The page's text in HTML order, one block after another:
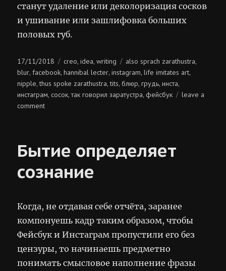
станут удаление или деколоризация сосков
и ушивание или зашлифовка больших
половых губ.
Posted
on
17/11/2018 Categories
creo,idea,writing Tags
also sprach zarathustra,
blur,facebook,hannibal lecter,instagram,life imitates art,
nipple,thus spoke zarathustra,tits,блюр,грудь,инста,
инстаграм,сосок,так говорил заратустра,фейсбук
leave a
commenton
лектер
Бытие определяет
сознание
Когда, не отдавая себе отчёта, заранее
компонуешь кадр таким образом, чтобы
Фейсбук и Инстаграм пропустили его без
цензуры, то начинаешь предметно
понимать смысловое наполнение фразы